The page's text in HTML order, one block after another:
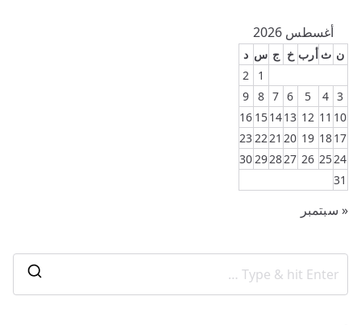
أغسطس 2026
ن ث أرب خ ج س د
1
2
3
4
5
6
7
8
9
10
11
12
13
14
15
16
17
18
19
20
21
22
23
24
25
26
27
28
29
30
31
« سبتمبر